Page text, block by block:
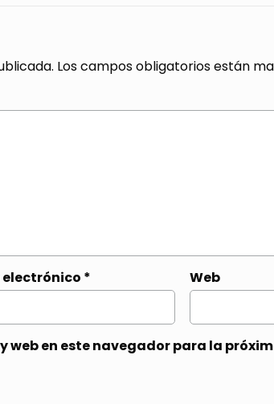
Los campos obligatorios están
electrónico * Web
web en este navegador para la